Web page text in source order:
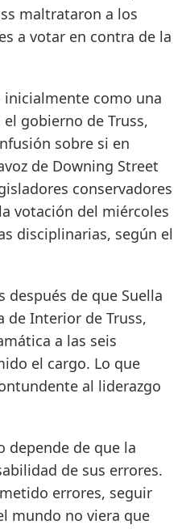
maltrataron a los
a votar en contra de la
inicialmente como una
gobierno de Truss,
sobre si en
de Downing Street
conservadores
votación del miércoles
disciplinarias, según el
después de que Suella
de Interior de Truss,
a las seis
el cargo. Lo que
al liderazgo
depende de que la
de sus errores.
errores, seguir
mundo no viera que